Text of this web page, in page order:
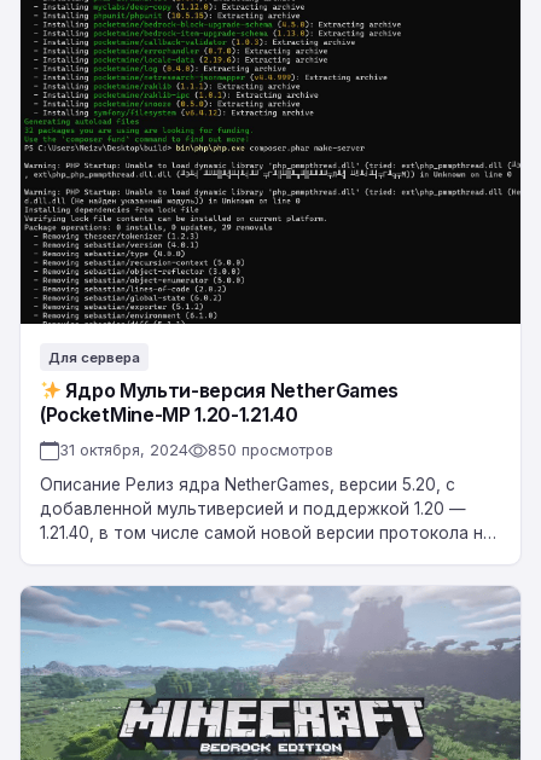
Ядро
Мульти-
версия
NetherGames
(PocketMine-
MP
1.20-
1.21.40
Для сервера
Ядро Мульти-версия NetherGames
(PocketMine-MP 1.20-1.21.40
31 октября, 2024 850 просмотров
Описание Релиз ядра NetherGames, версии 5.20, с
добавленной мультиверсией и поддержкой 1.20 —
1.21.40, в том числе самой новой версии протокола на
Скачать
ядро
Для
сервера
Minecraft
Bedrock